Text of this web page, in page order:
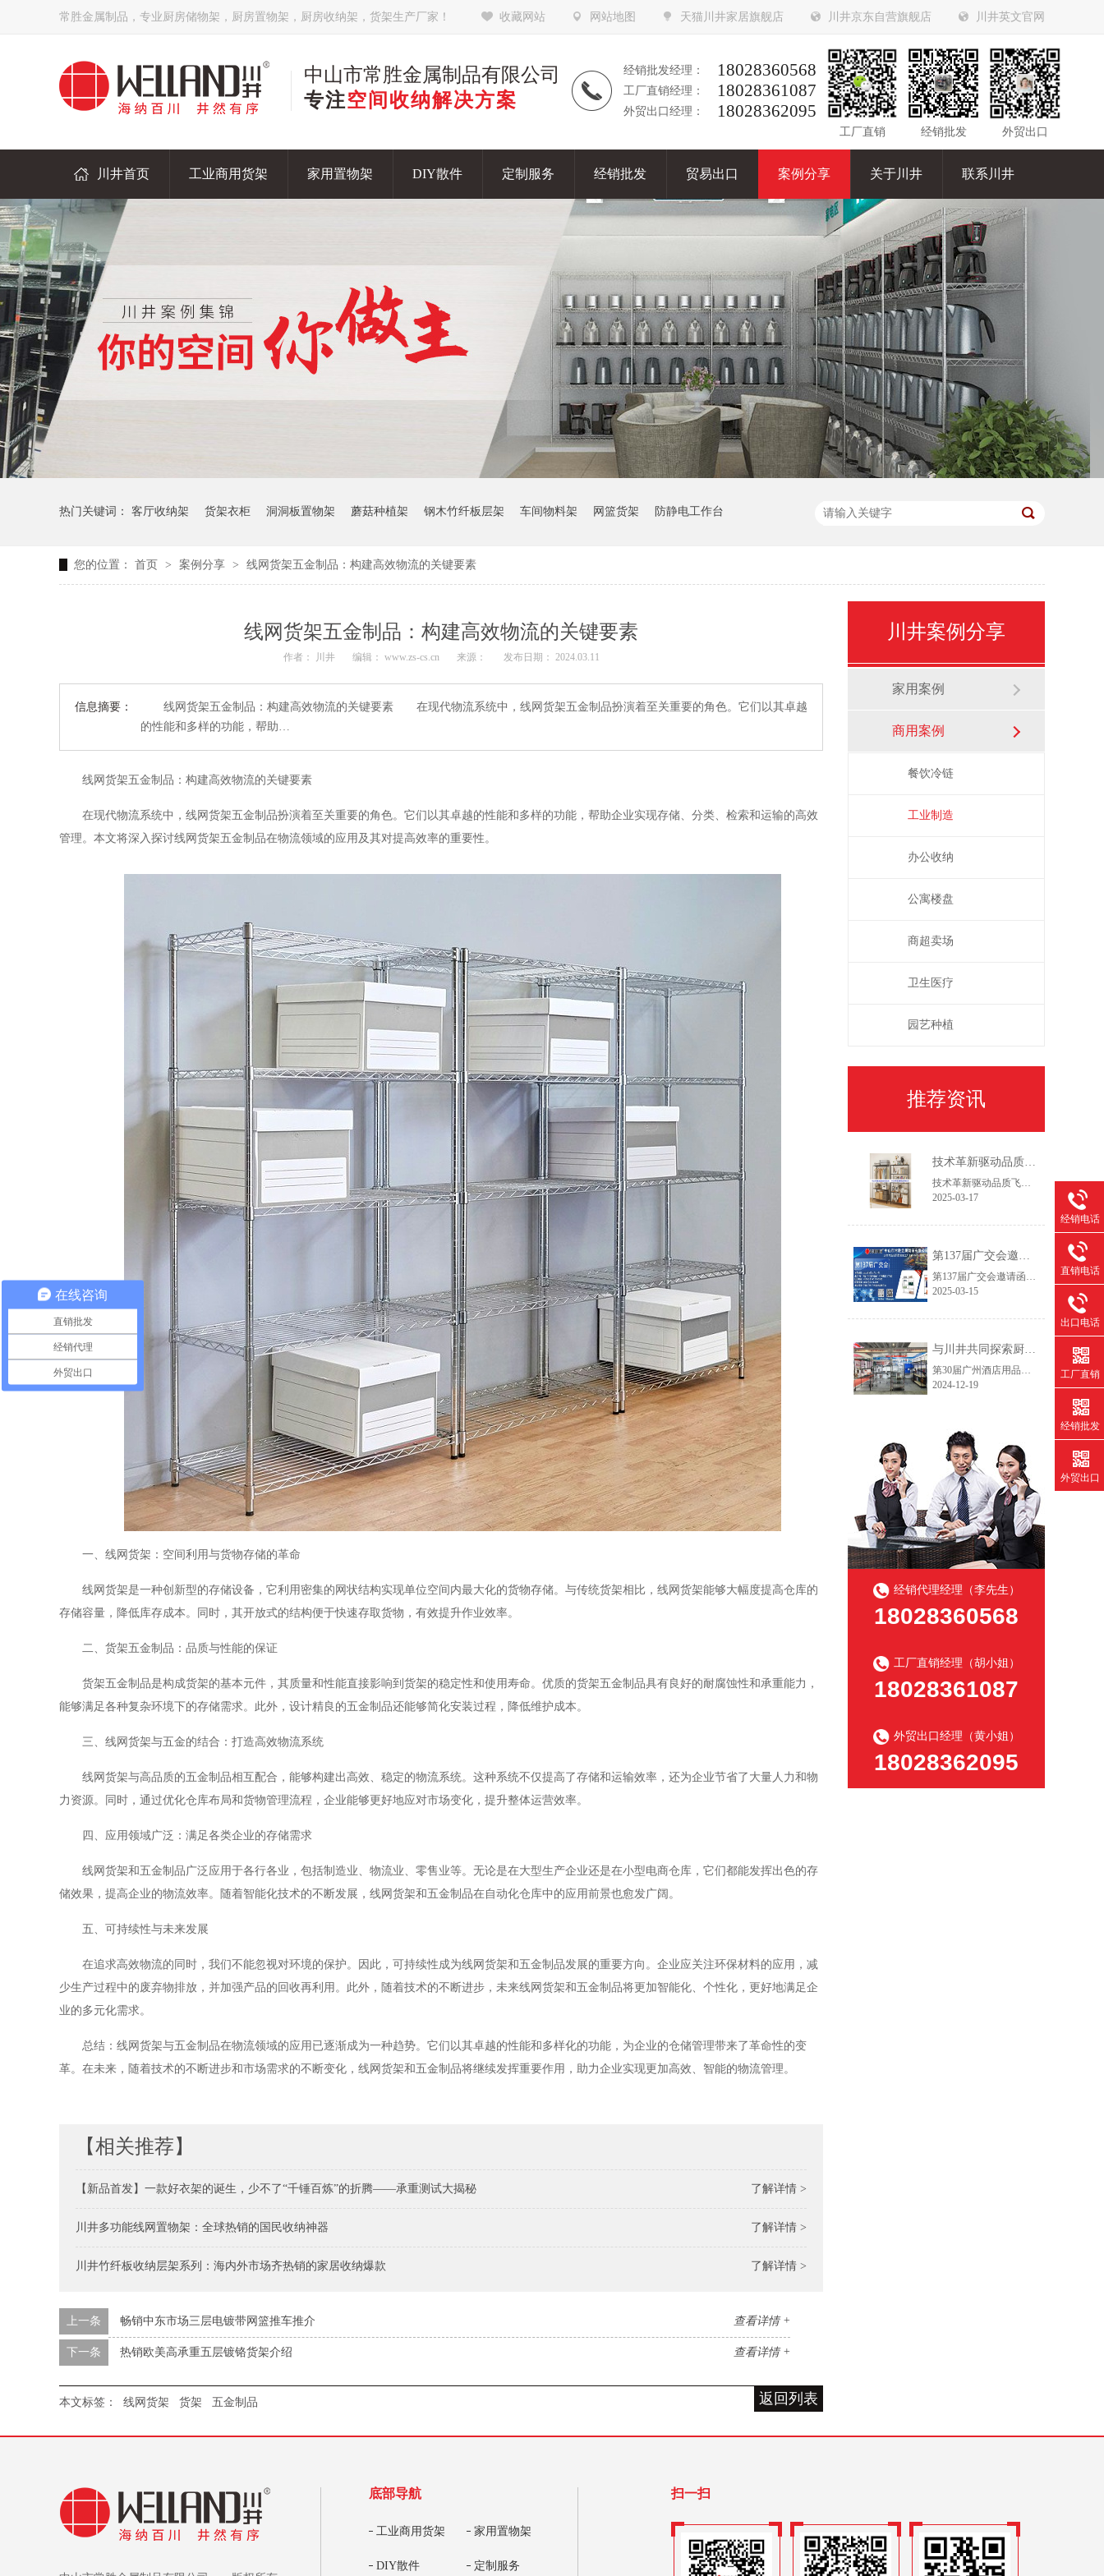
收藏网站 网站地图 天猫川井家居旗舰店 川井京东自营旗舰店 川井英文官网
常胜金属制品，专业厨房储物架，厨房置物架，厨房收纳架，货架生产厂家！
经销批发经理： 18028360568
工厂直销经理： 18028361087
外贸出口经理： 18028362095
中山市常胜金属制品有限公司
专注空间收纳解决方案
工厂直销 经销批发 外贸出口
川井首页 工业商用货架 家用置物架 DIY散件 定制服务 经销批发 贸易出口 案例分享 关于川井 联系川井
热门关键词： 客厅收纳架 货架衣柜 洞洞板置物架 蘑菇种植架 钢木竹纤板层架 车间物料架 网篮货架 防静电工作台
您的位置： 首页 > 案例分享 > 线网货架五金制品：构建高效物流的关键要素
线网货架五金制品：构建高效物流的关键要素
作者： 川井 编辑： www.zs-cs.cn 来源： 发布日期： 2024.03.11
信息摘要：
线网货架五金制品：构建高效物流的关键要素 在现代物流系统中，线网货架五金制品扮演着至关重要的角色。它们以其卓越
的性能和多样的功能，帮助…
线网货架五金制品：构建高效物流的关键要素
在现代物流系统中，线网货架五金制品扮演着至关重要的角色。它们以其卓越的性能和多样的功能，帮助企业实现存储、分类、检索和运输的高效
管理。本文将深入探讨线网货架五金制品在物流领域的应用及其对提高效率的重要性。
一、线网货架：空间利用与货物存储的革命
线网货架是一种创新型的存储设备，它利用密集的网状结构实现单位空间内最大化的货物存储。与传统货架相比，线网货架能够大幅度提高仓库的
存储容量，降低库存成本。同时，其开放式的结构便于快速存取货物，有效提升作业效率。
二、货架五金制品：品质与性能的保证
货架五金制品是构成货架的基本元件，其质量和性能直接影响到货架的稳定性和使用寿命。优质的货架五金制品具有良好的耐腐蚀性和承重能力，
能够满足各种复杂环境下的存储需求。此外，设计精良的五金制品还能够简化安装过程，降低维护成本。
三、线网货架与五金的结合：打造高效物流系统
线网货架与高品质的五金制品相互配合，能够构建出高效、稳定的物流系统。这种系统不仅提高了存储和运输效率，还为企业节省了大量人力和物
力资源。同时，通过优化仓库布局和货物管理流程，企业能够更好地应对市场变化，提升整体运营效率。
四、应用领域广泛：满足各类企业的存储需求
线网货架和五金制品广泛应用于各行各业，包括制造业、物流业、零售业等。无论是在大型生产企业还是在小型电商仓库，它们都能发挥出色的存
储效果，提高企业的物流效率。随着智能化技术的不断发展，线网货架和五金制品在自动化仓库中的应用前景也愈发广阔。
五、可持续性与未来发展
在追求高效物流的同时，我们不能忽视对环境的保护。因此，可持续性成为线网货架和五金制品发展的重要方向。企业应关注环保材料的应用，减
少生产过程中的废弃物排放，并加强产品的回收再利用。此外，随着技术的不断进步，未来线网货架和五金制品将更加智能化、个性化，更好地满足企
业的多元化需求。
总结：线网货架与五金制品在物流领域的应用已逐渐成为一种趋势。它们以其卓越的性能和多样化的功能，为企业的仓储管理带来了革命性的变
革。在未来，随着技术的不断进步和市场需求的不断变化，线网货架和五金制品将继续发挥重要作用，助力企业实现更加高效、智能的物流管理。
【相关推荐】
了解详情 >
【新品首发】一款好衣架的诞生，少不了“千锤百炼”的折腾——承重测试大揭秘
了解详情 >
川井多功能线网置物架：全球热销的国民收纳神器
了解详情 >
川井竹纤板收纳层架系列：海内外市场齐热销的家居收纳爆款
查看详情 +
上一条 畅销中东市场三层电镀带网篮推车推介
查看详情 +
下一条 热销欧美高承重五层镀铬货架介绍
返回列表
本文标签： 线网货架 货架 五金制品
川井案例分享
家用案例
商用案例
餐饮冷链
工业制造
办公收纳
公寓楼盘
商超卖场
卫生医疗
园艺种植
推荐资讯
技术革新驱动品质飞跃——2025新一代设备赋能线网货架智造升级
技术革新驱动品质飞跃——2025新一代设备赋能线网货架智造升级作为专注线网货架领域的生产服务商，我们始终践行"以客户为主，以创新促发展"的经营理念。通过持续优化生产工艺流程和产品结构设计，我们致力于为客户提供更具市场竞争力的仓储解决方案，在保证产品精工品质的同时，实现交付周期缩短30%以上，助力客户快速开拓新兴市场。
2025-03-17
第137届广交会邀请函
第137届广交会邀请函智造未来，链通全球尊敬的合作伙伴：【中山市常胜金属制品有限公司】作为拥有26年经验的线网货架制造商，诚邀您莅临第137届中国进出口商品交易会(广交会，本次展会我们将推出家用及商用双场景新品，助力全球合作伙伴提升空间管理效率。
2025-03-15
与川井共同探索厨房与冷库收纳创新——第30届广州酒店用品展今日开幕
第30届广州酒店用品展今天开展了，欢迎各界新老客户朋友们到访我们的厨房和冷库货架的展位。广州琶洲展馆B区10.2.590~592，12月19日~21日，欢迎咨询产品目录和询价!
2024-12-19
经销代理经理（李先生）
18028360568
工厂直销经理（胡小姐）
18028361087
外贸出口经理（黄小姐）
18028362095
经销电话
直销电话
出口电话
工厂直销
经销批发
外贸出口
扫一扫
底部导航
工业商用货架 家用置物架
DIY散件 定制服务
在线咨询
直销批发
经销代理
外贸出口